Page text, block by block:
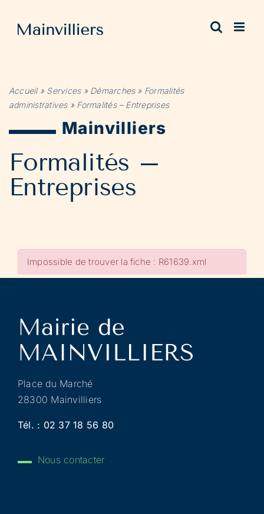
contenu
Accueil» Services» Démarches» Formalités
administratives» Formalités – Entreprises
Mainvilliers
Formalités –
Entreprises
Impossible de trouver la fiche : R61639.xml
Place du Marché
28300 Mainvilliers
Tél. : 02 37 18 56 80
Nous contacter